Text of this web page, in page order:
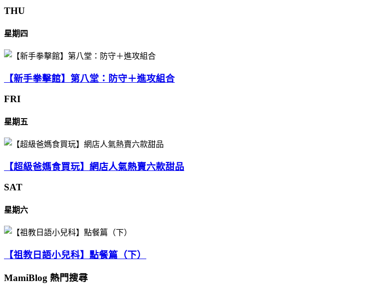
THU
星期四
【新手拳擊館】第八堂：防守＋進攻組合
FRI
星期五
【超級爸媽食買玩】網店人氣熱賣六款甜品
SAT
星期六
【祖教日語小兒科】點餐篇（下）
MamiBlog 熱門搜尋